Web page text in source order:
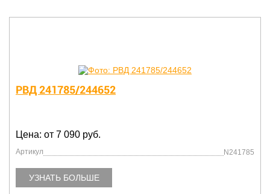
РВД 241785/244652
Цена: от 7 090 руб.
Артикул N241785
УЗНАТЬ БОЛЬШЕ